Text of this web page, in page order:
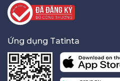
Ứng dụng Tatinta